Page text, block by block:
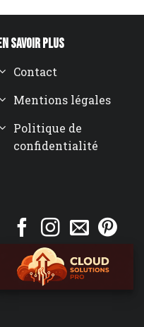
savoir plus
Contact
Mentions légales
Politique de
confidentialité